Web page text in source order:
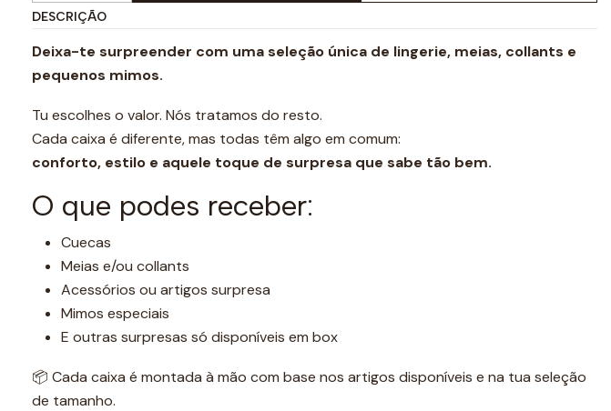
DESCRIÇÃO
Deixa-te surpreender com uma seleção única de lingerie, meias, collants e
pequenos mimos.
Tu escolhes o valor. Nós tratamos do resto.
Cada caixa é diferente, mas todas têm algo em comum:
conforto, estilo e aquele toque de surpresa que sabe tão bem.
O que podes receber:
Cuecas
Meias e/ou collants
Acessórios ou artigos surpresa
Mimos especiais
E outras surpresas só disponíveis em box
📦 Cada caixa é montada à mão com base nos artigos disponíveis e na tua seleção
de tamanho.